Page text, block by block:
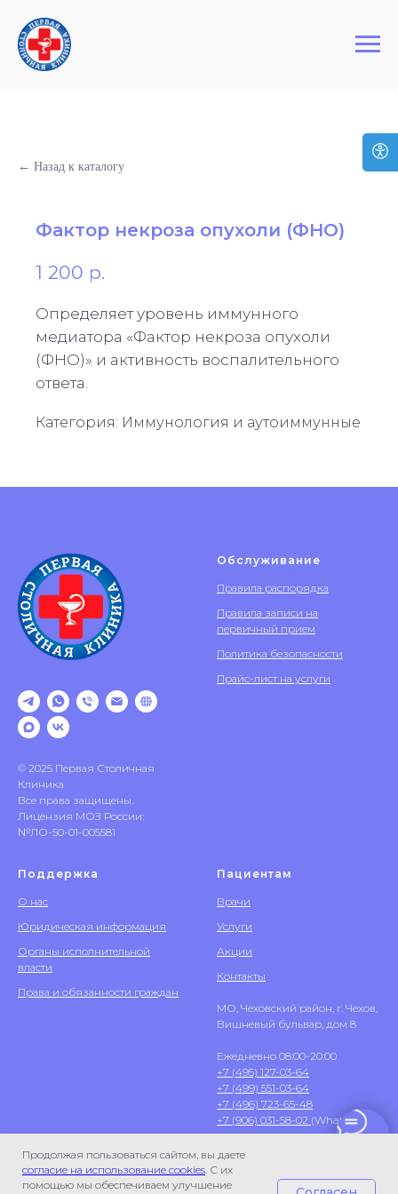
Первая Столичная Клиника
Продолжая пользоваться сайтом, вы даете
согласие на использование cookies. С их
помощью мы обеспечиваем улучшение
← Назад к каталогу
Фактор некроза опухоли (ФНО)
1 200 р.
Определяет уровень иммунного
медиатора «Фактор некроза опухоли
(ФНО)» и активность воспалительного
ответа.
Категория: Иммунология и аутоиммунные
© 2025 Первая Столичная
Клиника
Все права защищены.
Лицензия МОЗ России:
№ЛО-50-01-005581
Обслуживание
Правила распорядка
Правила записи на
первичный прием
Политика безопасности
Прайс-лист на услуги
Поддержка
О нас
Юридическая информация
Органы исполнительной
власти
Права и обязанности граждан
Пациентам
Врачи
Услуги
Акции
Контакты
МО, Чеховский район, г. Чехов,
Вишневый бульвар, дом 8
Ежедневно 08:00-20:00
+7 (495) 127-03-64
+7 (499) 551-03-64
+7 (496) 723-65-48
+7 (906) 031-58-02 (WhatsApp)